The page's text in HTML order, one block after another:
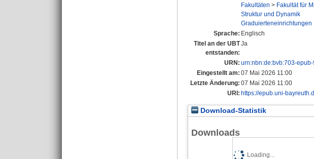
Fakultäten > Fakultät für
Struktur und Dynamik
Graduierteneinrichtungen
Sprache: Englisch
Titel an der UBT
entstanden:
Ja
URN: urn:nbn:de:bvb:703-
Eingestellt am: 07 Mai 2026 11:00
Letzte Änderung: 07 Mai 2026 11:00
URI: https://epub.uni-
Download-Statistik
Downloads
Loading...